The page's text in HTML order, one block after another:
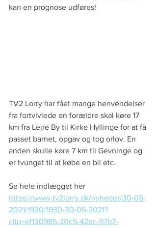
kan en prognose udføres!
TV2 Lorry har fået mange henvendelser
fra fortvivlede en forældre skal køre 17
km fra Lejre By til Kirke Hyllinge for at få
passet barnet, opgav og tog orlov. En
anden skulle køre 7 km til Gevninge og
er tvunget til at købe en bil etc.
Se hele indlægget her
https://www.tv2lorry.dk/nyheder/30-05-
2021/1930/1930-30-05-2021?
clip=ef130985-30c5-42ec-97b7-